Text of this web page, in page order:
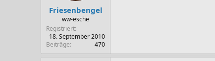
Friesenbengel
ww-esche
Registriert
18. September 2010
Beiträge
470